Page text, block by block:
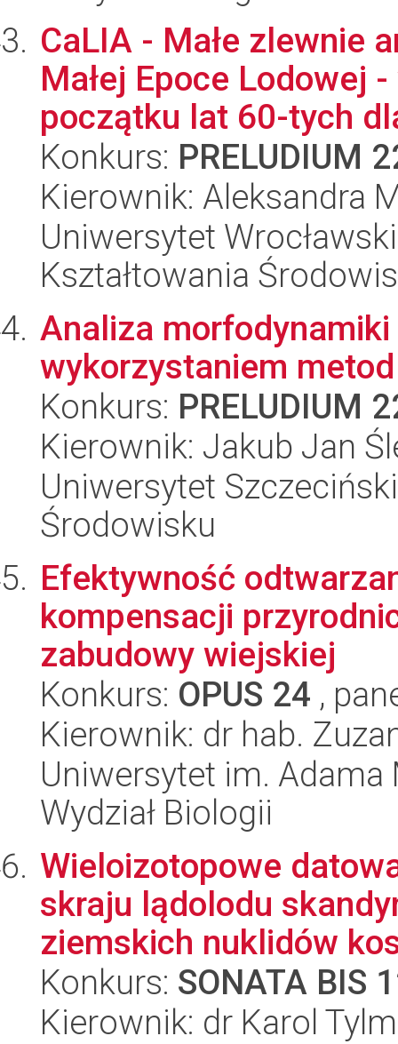
CaLIA - Małe zlewnie
Małej Epoce Lodowej
początku lat 60-tych
Konkurs: PRELUDIUM
Kierownik: Aleksandra
Uniwersytet
Kształtowania
Analiza
wykorzystaniem
Konkurs: PRELUDIUM
Kierownik: Jakub Jan
Uniwersytet
Środowisku
Efektywność
kompensacji
zabudowy wiejskiej
Konkurs: OPUS 24 ,
Kierownik: dr hab.
Uniwersytet im.
Wydział Biologii
Wieloizotopowe
skraju lądolodu
ziemskich nuklidów
Konkurs: SONATA BIS
Kierownik: dr Karol